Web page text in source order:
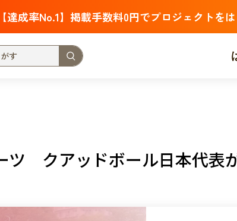
【達成率No.1】掲載手数料0円でプロジェクトを
茨城 栃木 群馬 埼玉 千葉
ツ クアッドボール日本代表